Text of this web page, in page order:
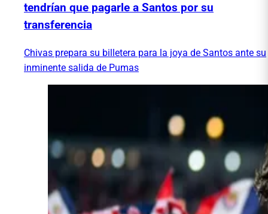
tendrían que pagarle a Santos por su
transferencia
Chivas prepara su billetera para la joya de Santos ante su
inminente salida de Pumas